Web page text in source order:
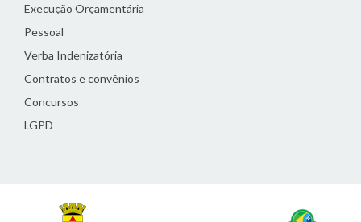
Execução Orçamentária
Pessoal
Verba Indenizatória
Contratos e convênios
Concursos
LGPD